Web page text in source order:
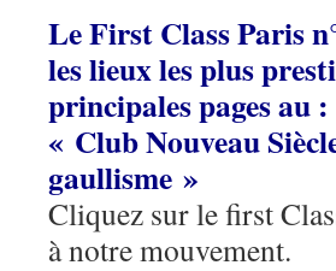
Le First Class Paris
les lieux les plus
principales pages au :
« Club Nouveau
gaullisme »
Cliquez sur le first
à notre mouvement.